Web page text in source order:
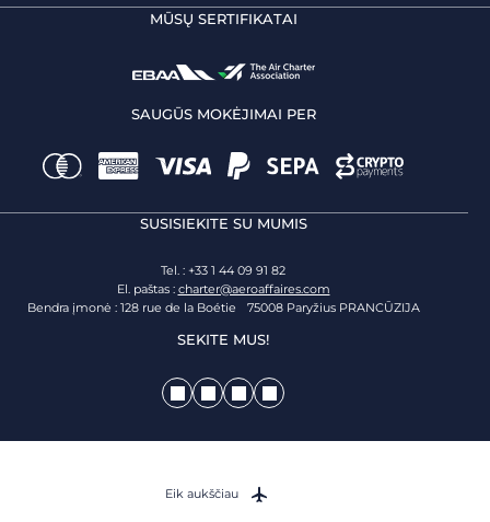
MŪSŲ SERTIFIKATAI
SAUGŪS MOKĖJIMAI PER
SUSISIEKITE SU MUMIS
Tel. : +33 1 44 09 91 82
El. paštas : charter@aeroaffaires.com
Bendra įmonė : 128 rue de la Boétie 75008 Paryžius PRANCŪZIJA
SEKITE MUS!
Eik aukščiau